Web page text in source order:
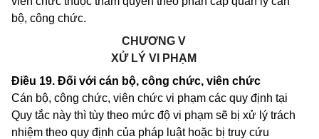
bộ, công chức.
CHƯƠNG V
XỬ LÝ VI PHẠM
Điều 19. Đối với cán bộ, công chức, viên chức
Cán bộ, công chức, viên chức vi phạm các quy định tại
Quy tắc này thì tùy theo mức độ vi phạm sẽ bị xử lý trách
nhiệm theo quy định của pháp luật hoặc bị truy cứu